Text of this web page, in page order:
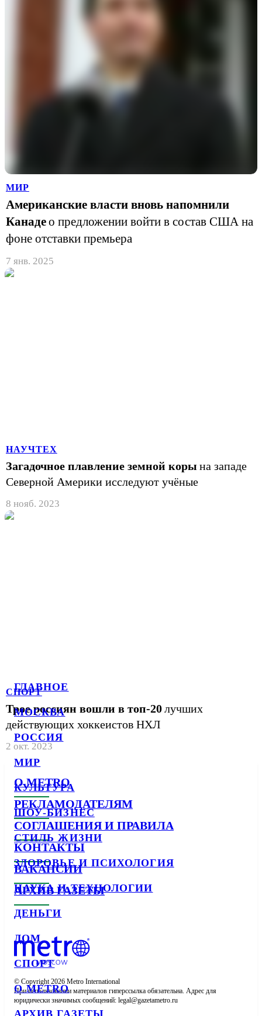
ГЛАВНОЕ
МОСКВА
РОССИЯ
МИР
КУЛЬТУРА
ШОУ-БИЗНЕС
СТИЛЬ ЖИЗНИ
ЗДОРОВЬЕ И ПСИХОЛОГИЯ
НАУКА И ТЕХНОЛОГИИ
ДЕНЬГИ
ДОМ
СПОРТ
О METRO
АРХИВ ГАЗЕТЫ
МИР
Американские власти вновь напомнили
Канадео предложении войти в состав США на
фоне отставки премьера
7 янв. 2025
НАУЧТЕХ
Загадочное плавление земной коры на западе
Северной Америки исследуют учёные
8 нояб. 2023
СПОРТ
Трое россиян вошли в топ-20лучших
действующих хоккеистов НХЛ
2 окт. 2023
О METRO
РЕКЛАМОДАТЕЛЯМ
СОГЛАШЕНИЯ И ПРАВИЛА
КОНТАКТЫ
ВАКАНСИИ
АРХИВ ГАЗЕТЫ
© Copyright 2026 Metro International
При использовании материалов гиперссылка обязательна. Адрес для
юридически значимых сообщений: